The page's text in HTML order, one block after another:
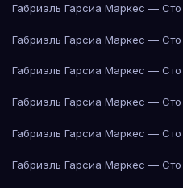
Габриэль Гарсиа Маркес — Сто
Габриэль Гарсиа Маркес — Сто
Габриэль Гарсиа Маркес — Сто
Габриэль Гарсиа Маркес — Сто
Габриэль Гарсиа Маркес — Сто
Габриэль Гарсиа Маркес — Сто